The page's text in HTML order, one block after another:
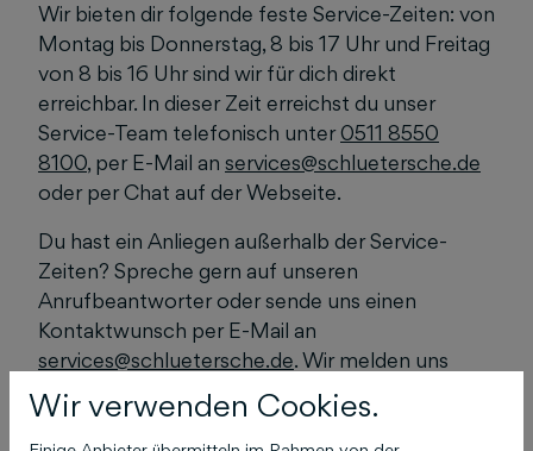
Wir bieten dir folgende feste Service-Zeiten: von
Montag bis Donnerstag, 8 bis 17 Uhr und Freitag
von 8 bis 16 Uhr sind wir für dich direkt
erreichbar. In dieser Zeit erreichst du unser
Service-Team telefonisch unter0511 8550
8100, per E-Mail an services@schluetersche.de
oder per Chat auf der Webseite.
Du hast ein Anliegen außerhalb der Service-
Zeiten? Spreche gern auf unseren
Anrufbeantworter oder sende uns einen
Kontaktwunsch per E-Mail an
services@schluetersche.de. Wir melden uns
schnellstmöglich dazu bei dir zurück.
Wir verwenden Cookies.